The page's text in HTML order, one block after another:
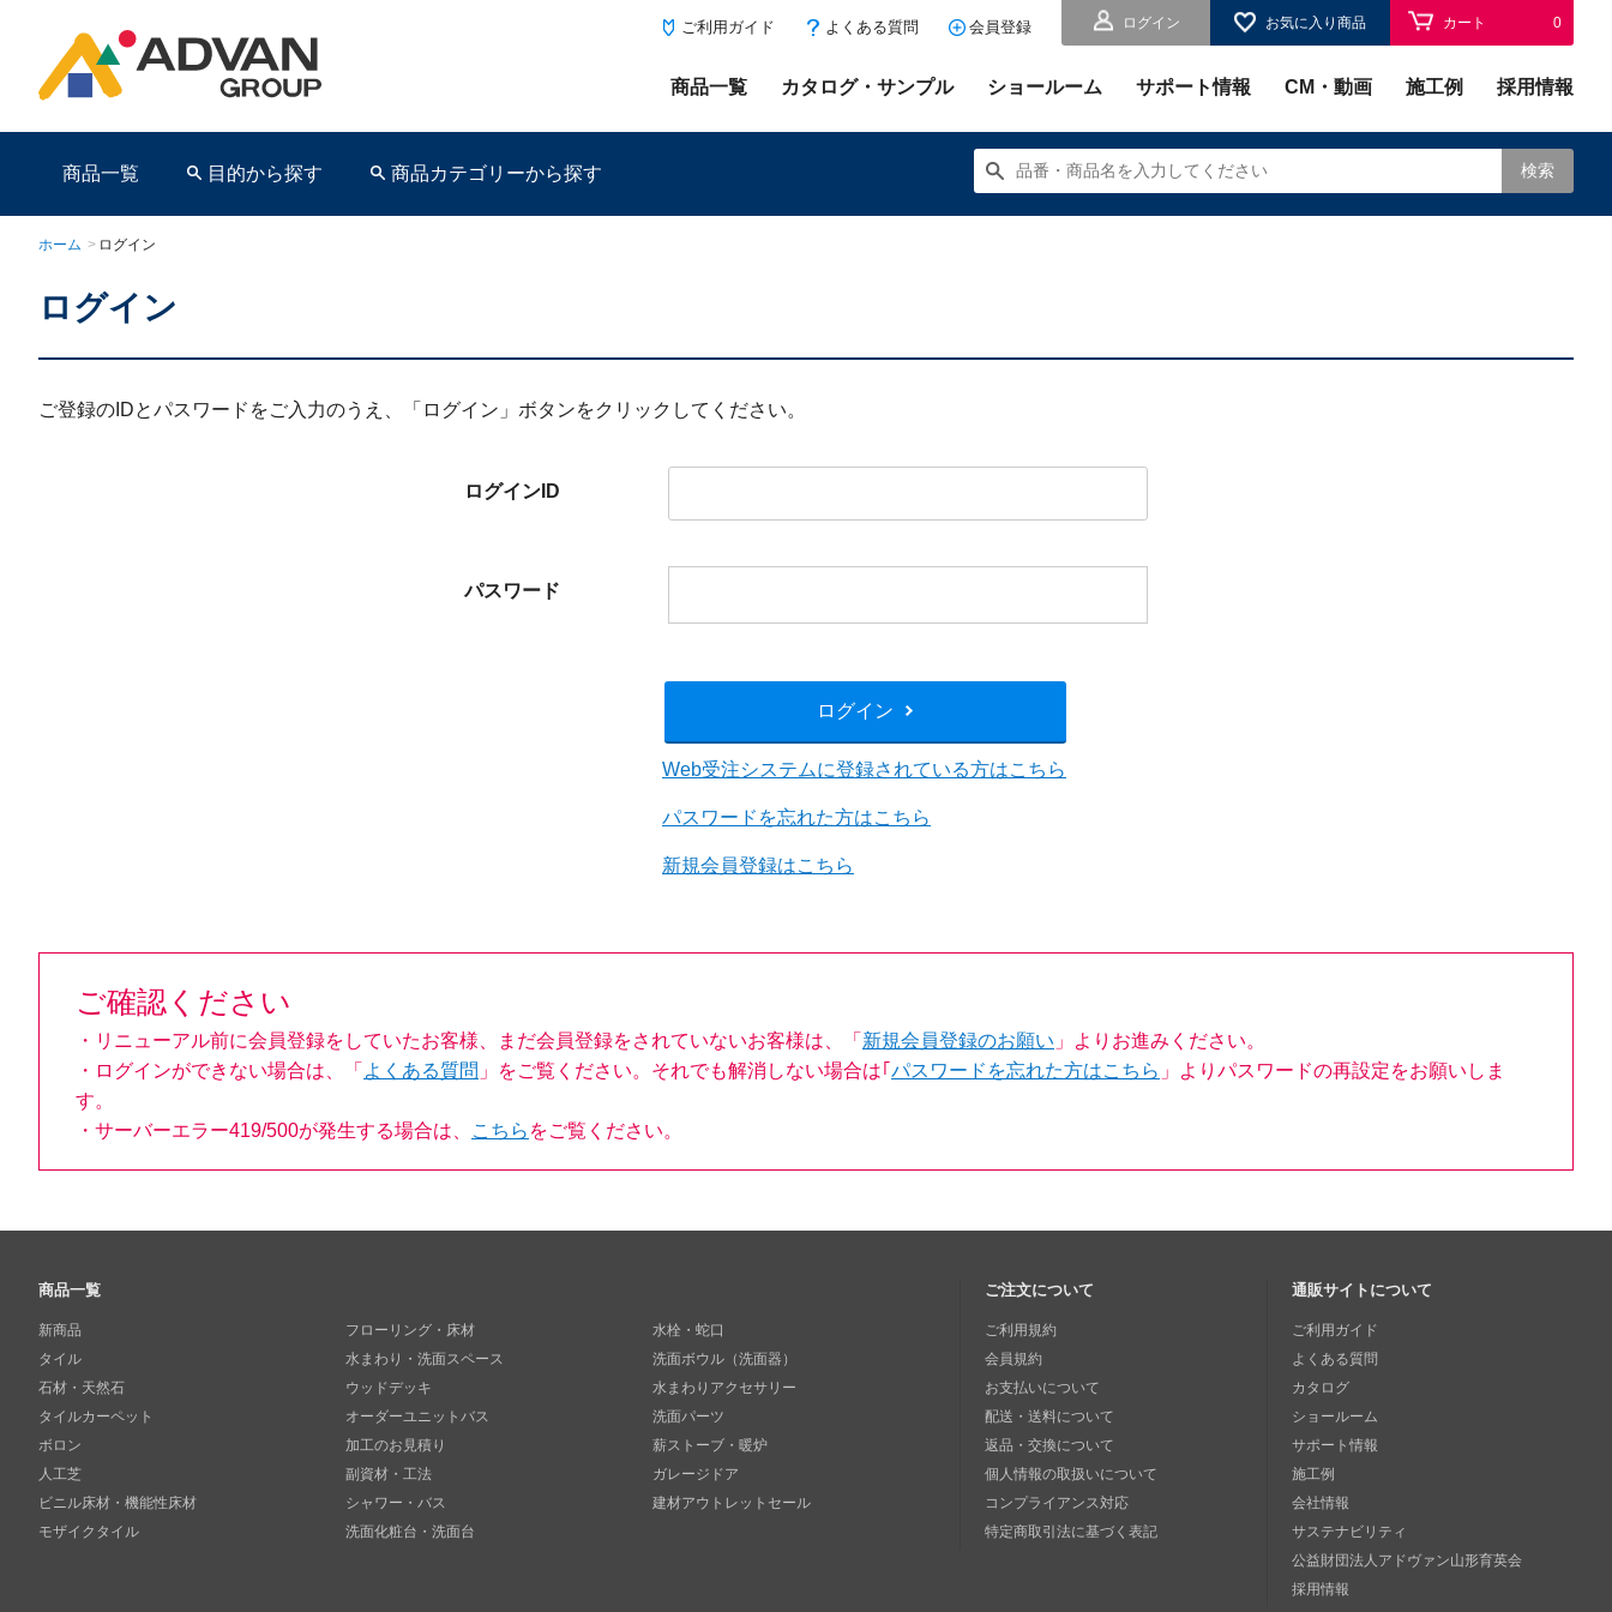
ログイン お気に入り商品 カート 0
ご利用ガイド よくある質問 会員登録
商品一覧 カタログ・サンプル ショールーム サポート情報 CM・動画 施工例 採用情報
商品一覧 目的から探す 商品カテゴリーから探す 検索
ホーム > ログイン
ログイン
ご登録のIDとパスワードをご入力のうえ、「ログイン」ボタンをクリックしてください。
ログインID
パスワード
ログイン
Web受注システムに登録されている方はこちら
パスワードを忘れた方はこちら
新規会員登録はこちら
ご確認ください
・リニューアル前に会員登録をしていたお客様、まだ会員登録をされていないお客様は、「 新規会員登録のお願い 」よりお進みください。
・ログインができない場合は、「 よくある質問 」をご覧ください。それでも解消しない場合は｢ パスワードを忘れた方はこちら 」よりパスワードの再設定をお願いしま
す。
・サーバーエラー419/500が発生する場合は、
こちら をご覧ください。
商品一覧
新商品
タイル
石材・天然石
タイルカーペット
ボロン
人工芝
ビニル床材・機能性床材
モザイクタイル
フローリング・床材
水まわり・洗面スペース
ウッドデッキ
オーダーユニットバス
加工のお見積り
副資材・工法
シャワー・バス
洗面化粧台・洗面台
水栓・蛇口
洗面ボウル（洗面器）
水まわりアクセサリー
洗面パーツ
薪ストーブ・暖炉
ガレージドア
建材アウトレットセール
ご注文について
ご利用規約
会員規約
お支払いについて
配送・送料について
返品・交換について
個人情報の取扱いについて
コンプライアンス対応
特定商取引法に基づく表記
通販サイトについて
ご利用ガイド
よくある質問
カタログ
ショールーム
サポート情報
施工例
会社情報
サステナビリティ
公益財団法人アドヴァン山形育英会
採用情報